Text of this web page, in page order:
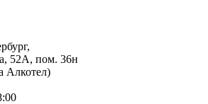
52А, пом. 36н
Алкотел)